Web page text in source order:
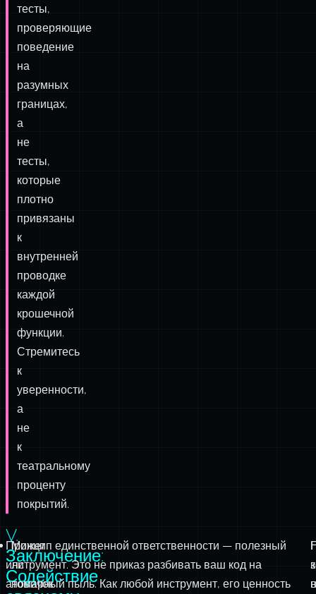
Тестируйте
то,
что
важно:
Пишите
тесты,
проверяющие
поведение
на
разумных
границах,
а
не
тесты,
которые
плотно
привязаны
к
внутренней
проводке
каждой
крошечной
функции.
Стремитесь
к
уверенности,
а
к
театральному
проценту